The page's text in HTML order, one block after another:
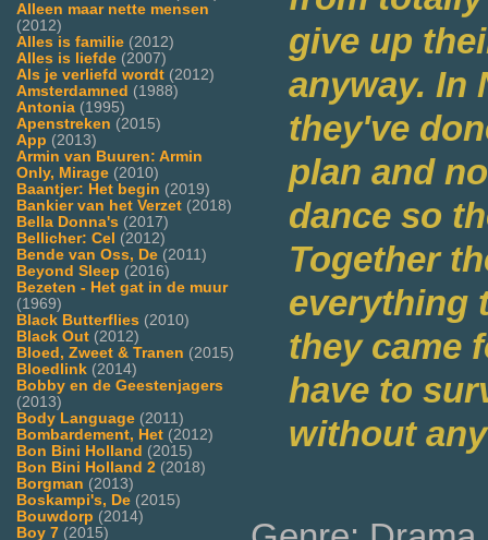
Alleen maar nette mensen
(2012)
Alles is familie (2012)
Alles is liefde (2007)
Als je verliefd wordt (2012)
Amsterdamned (1988)
Antonia (1995)
Apenstreken (2015)
App (2013)
Armin van Buuren: Armin
Only, Mirage (2010)
Baantjer: Het begin (2019)
Bankier van het Verzet (2018)
Bella Donna's (2017)
Bellicher: Cel (2012)
Bende van Oss, De (2011)
Beyond Sleep (2016)
Bezeten - Het gat in de muur
(1969)
Black Butterflies (2010)
Black Out (2012)
Bloed, Zweet & Tranen (2015)
Bloedlink (2014)
Bobby en de Geestenjagers
(2013)
Body Language (2011)
Bombardement, Het (2012)
Bon Bini Holland (2015)
Bon Bini Holland 2 (2018)
Borgman (2013)
Boskampi's, De (2015)
Bouwdorp (2014)
Boy 7 (2015)
give up
anyway. In
they've
plan and
dance so
Together
everything
they came
have to
without